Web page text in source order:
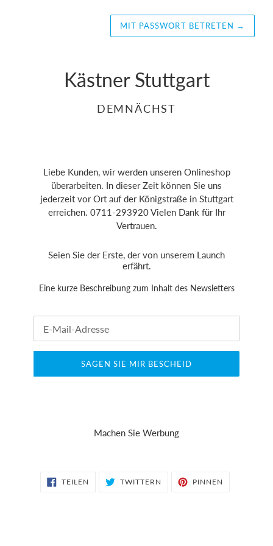
MIT PASSWORT BETRETEN →
Kästner Stuttgart
DEMNÄCHST
Liebe Kunden, wir werden unseren Onlineshop
überarbeiten. In dieser Zeit können Sie uns
jederzeit vor Ort auf der Königstraße in Stuttgart
erreichen. 0711-293920 Vielen Dank für Ihr
Vertrauen.
Seien Sie der Erste, der von unserem Launch
erfährt.
Eine kurze Beschreibung zum Inhalt des Newsletters
Mail
SAGEN SIE MIR BESCHEID
Machen Sie Werbung
TEILEN
FACEBOOK
TWITTERN
TWITTER
PINNEN